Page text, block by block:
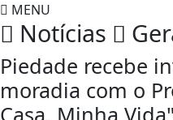
MENU
Notícias
Piedade recebe
moradia com o
Casa, Minha Vida"